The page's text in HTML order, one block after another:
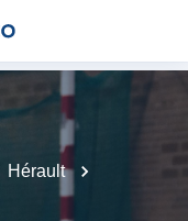
Hérault